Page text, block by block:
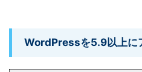
WordPressを5.9以上に